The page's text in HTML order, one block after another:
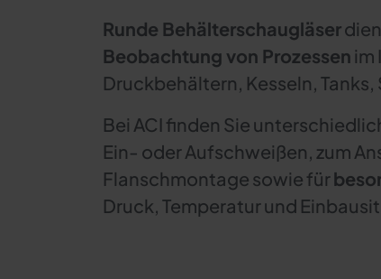
Runde Behälterschaugläser
Beobachtung von Prozessen im
Druckbehältern, Kesseln,
Bei ACI finden Sie
Ein- oder Aufschweißen, zum
Flanschmontage sowie für
Druck, Temperatur und